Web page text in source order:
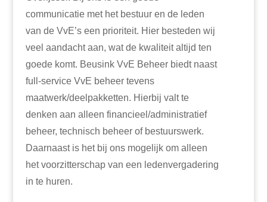
communicatie met het bestuur en de leden
van de VvE’s een prioriteit. Hier besteden wij
veel aandacht aan, wat de kwaliteit altijd ten
goede komt. Beusink VvE Beheer biedt naast
full-service VvE beheer tevens
maatwerk/deelpakketten. Hierbij valt te
denken aan alleen financieel/administratief
beheer, technisch beheer of bestuurswerk.
Daarnaast is het bij ons mogelijk om alleen
het voorzitterschap van een ledenvergadering
in te huren.